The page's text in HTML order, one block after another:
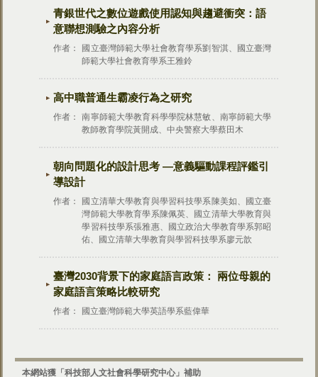
青銀世代之數位遊戲使用認知與趨避衝突：語
意聯想測驗之內容分析
作者：
國立臺灣師範大學社會教育學系劉智淇、國立臺灣
師範大學社會教育學系王雅鈴
高中職普通生霸凌行為之研究
作者：
南寧師範大學教育科學學院林慧敏、南寧師範大學
教師教育學院黃開成、中央警察大學蔡田木
朝向問題化的設計思考 —意義驅動課程評鑑引
導設計
作者：
國立清華大學教育與學習科技學系陳美如、國立臺
灣師範大學教育學系陳佩英、國立清華大學教育與
學習科技學系張雅惠、國立政治大學教育學系郭昭
佑、國立清華大學教育與學習科技學系廖元歆
臺灣2030背景下的家庭語言政策： 兩位母親的
家庭語言策略比較研究
作者： 國立臺灣師範大學英語學系藍偉華
本網站獲「科技部人文社會科學研究中心」補助